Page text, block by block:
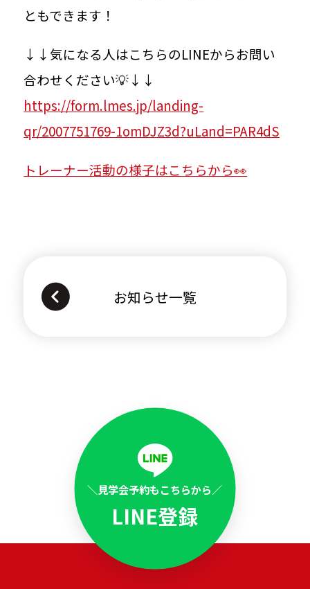
CONDITIONS
を知る
内風景
舗一覧
FAQ
LINE登録
採用公式Instagram
ともできます！
↓↓気になる人はこちらのLINEからお問い
合わせください💡↓↓
https://form.lmes.jp/landing-
qr/2007751769-1omDJZ3d?uLand=PAR4dS
トレーナー活動の様子はこちらから👀
お知らせ一覧
＼見学会予約もこちらから／
LINE登録